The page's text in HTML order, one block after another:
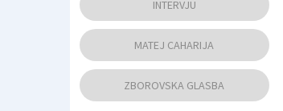
INTERVJU
MATEJ CAHARIJA
ZBOROVSKA GLASBA